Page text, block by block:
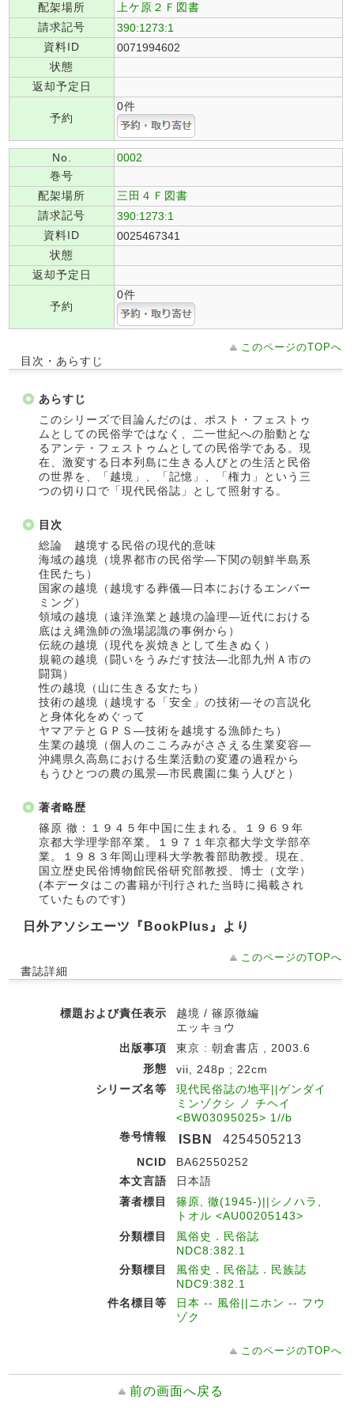
配架場所
上ケ原２Ｆ図書
請求記号
390:1273:1
資料ID
0071994602
状態
返却予定日
予約
0件
No.
0002
巻号
配架場所
三田４Ｆ図書
請求記号
390:1273:1
資料ID
0025467341
状態
返却予定日
予約
0件
このページのTOPへ
目次・あらすじ
あらすじ
このシリーズで目論んだのは、ポスト・フェストゥ
ムとしての民俗学ではなく、二一世紀への胎動とな
るアンテ・フェストゥムとしての民俗学である。現
在、激変する日本列島に生きる人びとの生活と民俗
の世界を、「越境」、「記憶」、「権力」という三
つの切り口で「現代民俗誌」として照射する。
目次
総論 越境する民俗の現代的意味
海域の越境（境界都市の民俗学―下関の朝鮮半島系
住民たち）
国家の越境（越境する葬儀―日本におけるエンバー
ミング）
領域の越境（遠洋漁業と越境の論理―近代における
底はえ縄漁師の漁場認識の事例から）
伝統の越境（現代を炭焼きとして生きぬく）
規範の越境（闘いをうみだす技法―北部九州Ａ市の
闘鶏）
性の越境（山に生きる女たち）
技術の越境（越境する「安全」の技術―その言説化
と身体化をめぐって
ヤマアテとＧＰＳ―技術を越境する漁師たち）
生業の越境（個人のこころみがささえる生業変容―
沖縄県久高島における生業活動の変遷の過程から
もうひとつの農の風景―市民農園に集う人びと）
著者略歴
篠原 徹：１９４５年中国に生まれる。１９６９年
京都大学理学部卒業。１９７１年京都大学文学部卒
業。１９８３年岡山理科大学教養部助教授。現在、
国立歴史民俗博物館民俗研究部教授、博士（文学）
(本データはこの書籍が刊行された当時に掲載され
ていたものです)
日外アソシエーツ『BookPlus』より
このページのTOPへ
書誌詳細
標題および責任表示
越境 / 篠原徹編
エッキョウ
出版事項
東京 : 朝倉書店 , 2003.6
形態
vii, 248p ; 22cm
シリーズ名等
現代民俗誌の地平||ゲンダイ
ミンゾクシ ノ チヘイ
<BW03095025> 1//b
巻号情報
ISBN 4254505213
NCID
BA62550252
本文言語
日本語
著者標目
篠原, 徹(1945-)||シノハラ,
トオル <AU00205143>
分類標目
風俗史．民俗誌
NDC8:382.1
分類標目
風俗史．民俗誌．民族誌
NDC9:382.1
件名標目等
日本 -- 風俗||ニホン -- フウ
ゾク
このページのTOPへ
前の画面へ戻る